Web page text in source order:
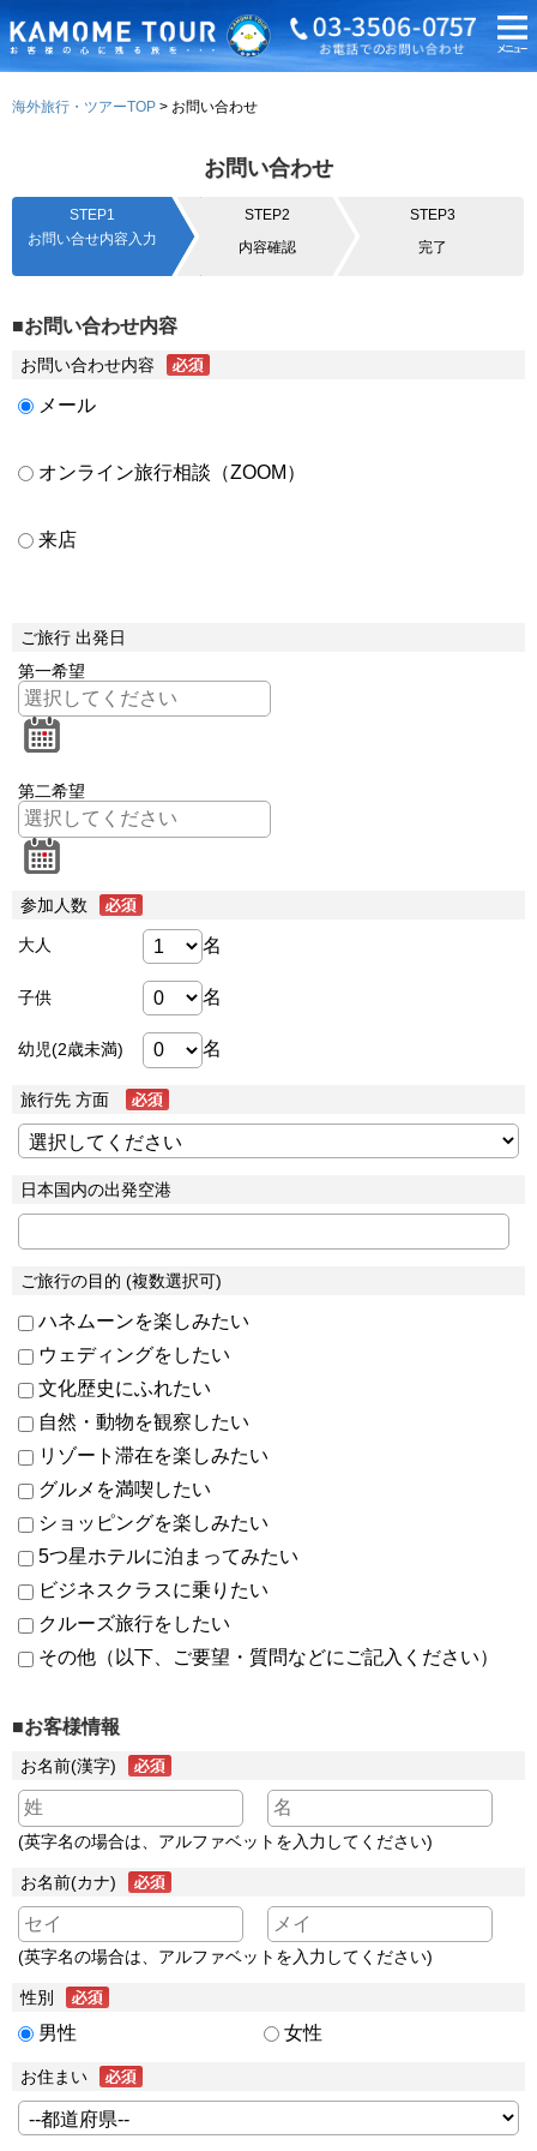
海外旅行・ツアーTOP お問い合わせ
お問い合わせ
STEP1
お問い合せ内容入力
STEP2
内容確認
STEP3
完了
■お問い合わせ内容
お問い合わせ内容
メール
オンライン旅行相談（ZOOM）
来店
ご旅行 出発日
第一希望
第二希望
参加人数
大人 名
子供 名
幼児(2歳未満) 名
旅行先 方面
日本国内の出発空港
ご旅行の目的 (複数選択可)
ハネムーンを楽しみたい
ウェディングをしたい
文化歴史にふれたい
自然・動物を観察したい
リゾート滞在を楽しみたい
グルメを満喫したい
ショッピングを楽しみたい
5つ星ホテルに泊まってみたい
ビジネスクラスに乗りたい
クルーズ旅行をしたい
その他（以下、ご要望・質問などにご記入ください）
■お客様情報
お名前(漢字)
(英字名の場合は、アルファベットを入力してください)
お名前(カナ)
(英字名の場合は、アルファベットを入力してください)
性別
男性 女性
お住まい